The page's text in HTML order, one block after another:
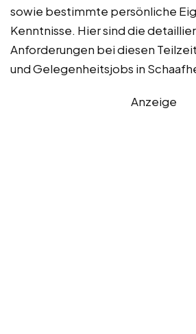
sowie bestimmte persönliche
Kenntnisse. Hier sind die
Anforderungen bei diesen
und Gelegenheitsjobs in
Anzeige